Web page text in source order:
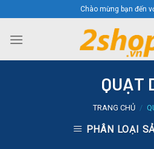
to
content
Chào mừng bạn đến
QUẠT
TRANG CHỦ /
PHÂN LOẠI